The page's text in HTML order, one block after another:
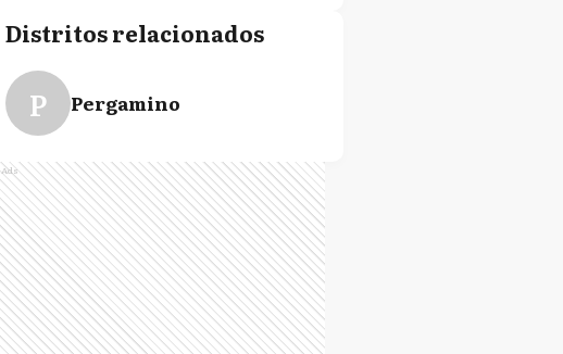
Distritos relacionados
P Pergamino
Ads